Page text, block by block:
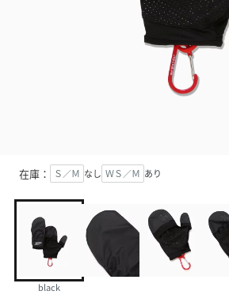
在庫： Ｓ／Ｍ なし ＷＳ／Ｍ あり
black